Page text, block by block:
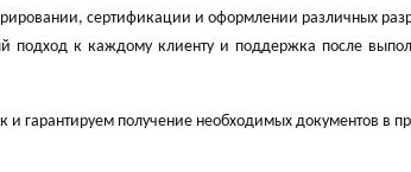
сертификации и оформлении различных
подход к каждому клиенту и поддержка после
гарантируем получение необходимых документов в